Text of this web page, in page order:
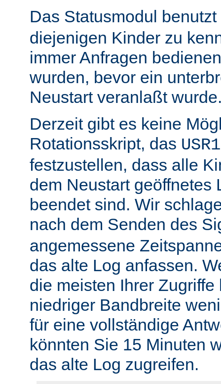
Das Statusmodul
diejenigen Kinder zu
immer Anfragen
wurden, bevor ein
Neustart veranlaßt
Derzeit gibt es keine
Rotationsskript, das USR1
festzustellen, dass alle
dem Neustart geöffnetes
beendet sind. Wir
nach dem Senden des
angemessene
das alte Log anfassen.
die meisten Ihrer
niedriger Bandbreite
für eine vollständige
könnten Sie 15 Minuten
das alte Log zugreifen.